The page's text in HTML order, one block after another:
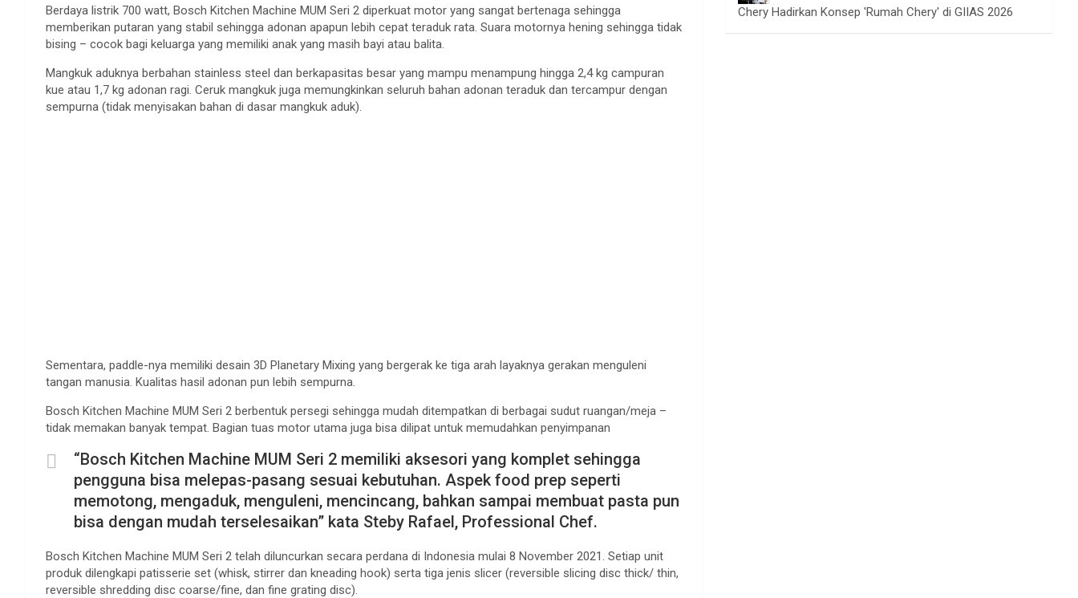
Berdaya listrik 700 watt, Bosch Kitchen Machine MUM Seri 2 diperkuat motor yang sangat bertenaga sehingga
memberikan putaran yang stabil sehingga adonan apapun lebih cepat teraduk rata. Suara motornya hening sehingga tidak
bising – cocok bagi keluarga yang memiliki anak yang masih bayi atau balita.
Mangkuk aduknya berbahan stainless steel dan berkapasitas besar yang mampu menampung hingga 2,4 kg campuran
kue atau 1,7 kg adonan ragi. Ceruk mangkuk juga memungkinkan seluruh bahan adonan teraduk dan tercampur dengan
sempurna (tidak menyisakan bahan di dasar mangkuk aduk).
Sementara, paddle-nya memiliki desain 3D Planetary Mixing yang bergerak ke tiga arah layaknya gerakan menguleni
tangan manusia. Kualitas hasil adonan pun lebih sempurna.
Bosch Kitchen Machine MUM Seri 2 berbentuk persegi sehingga mudah ditempatkan di berbagai sudut ruangan/meja –
tidak memakan banyak tempat. Bagian tuas motor utama juga bisa dilipat untuk memudahkan penyimpanan
“Bosch Kitchen Machine MUM Seri 2 memiliki aksesori yang komplet sehingga
pengguna bisa melepas-pasang sesuai kebutuhan. Aspek food prep seperti
memotong, mengaduk, menguleni, mencincang, bahkan sampai membuat pasta pun
bisa dengan mudah terselesaikan” kata Steby Rafael, Professional Chef.
Bosch Kitchen Machine MUM Seri 2 telah diluncurkan secara perdana di Indonesia mulai 8 November 2021. Setiap unit
produk dilengkapi patisserie set (whisk, stirrer dan kneading hook) serta tiga jenis slicer (reversible slicing disc thick/ thin,
reversible shredding disc coarse/fine, dan fine grating disc).
Chery Hadirkan Konsep 'Rumah Chery' di GIIAS 2026